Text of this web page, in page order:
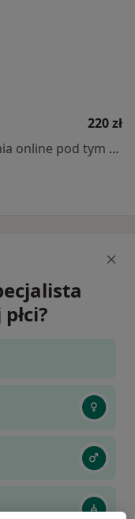
220 zł
Specjalista nie oferuje umawiania online pod tym adresem.